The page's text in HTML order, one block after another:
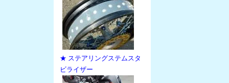
★ ステアリングステムスタ
ビライザー